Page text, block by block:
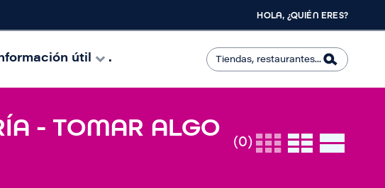
HOLA, ¿QUIÉN ERES?
útil .
- TOMAR ALGO
(0)